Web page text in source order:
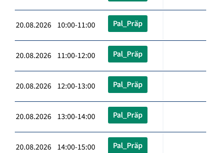
20.08.2026 10:00-11:00 Pal_Präp
20.08.2026 11:00-12:00 Pal_Präp
20.08.2026 12:00-13:00 Pal_Präp
20.08.2026 13:00-14:00 Pal_Präp
20.08.2026 14:00-15:00 Pal_Präp